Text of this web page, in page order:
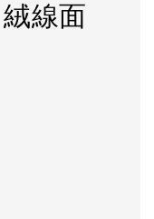
絨線面